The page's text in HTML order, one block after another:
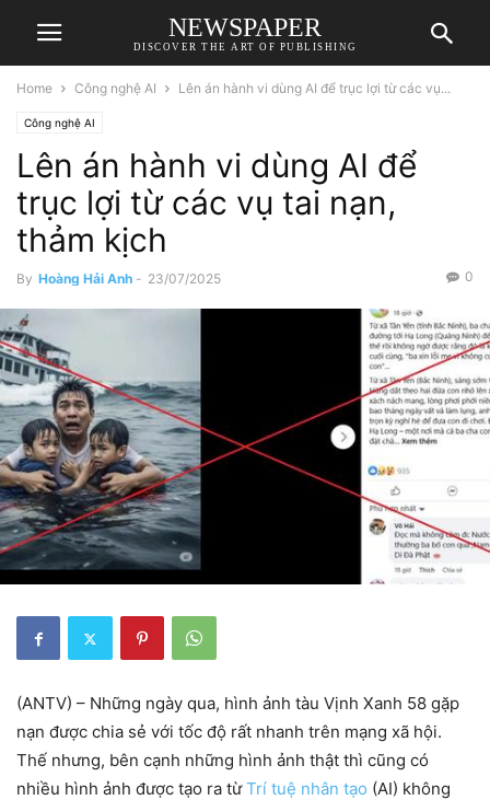
NEWSPAPER
DISCOVER THE ART OF PUBLISHING
Home Công nghệ AI Lên án hành vi dùng AI để trục lợi từ các vụ...
Công nghệ AI
Lên án hành vi dùng AI để
trục lợi từ các vụ tai nạn,
thảm kịch
By Hoàng Hải Anh - 23/07/2025 0
(ANTV) – Những ngày qua, hình ảnh tàu Vịnh Xanh 58 gặp
nạn được chia sẻ với tốc độ rất nhanh trên mạng xã hội.
Thế nhưng, bên cạnh những hình ảnh thật thì cũng có
nhiều hình ảnh được tạo ra từTrí tuệ nhân tạo (AI) không